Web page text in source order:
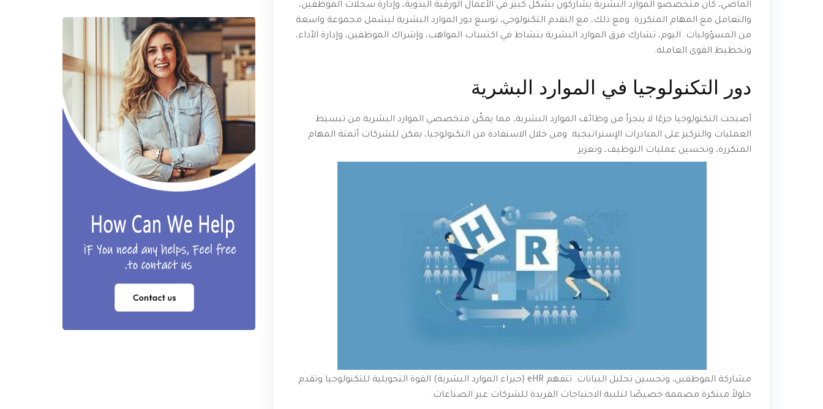
الماضي، كان متخصصو الموارد البشرية يشاركون بشكل كبير في الأعمال الورقية اليدوية، وإدارة سجلات الموظفين،
والتعامل مع المهام المتكررة. ومع ذلك، مع التقدم التكنولوجي، توسع دور الموارد البشرية ليشمل مجموعة واسعة
من المسؤوليات. اليوم، تشارك فرق الموارد البشرية بنشاط في اكتساب المواهب، وإشراك الموظفين، وإدارة الأداء،
وتخطيط القوى العاملة.
دور التكنولوجيا في الموارد البشرية
أصبحت التكنولوجيا جزءًا لا يتجزأ من وظائف الموارد البشرية، مما يمكّن متخصصي الموارد البشرية من تبسيط
العمليات والتركيز على المبادرات الإستراتيجية. ومن خلال الاستفادة من التكنولوجيا، يمكن للشركات أتمتة المهام
المتكررة، وتحسين عمليات التوظيف، وتعزيز
مشاركة الموظفين، وتحسين تحليل البيانات. تتفهم eHR (خبراء الموارد البشرية) القوة التحويلية للتكنولوجيا وتقدم
حلولاً مبتكرة مصممة خصيصًا لتلبية الاحتياجات الفريدة للشركات عبر الصناعات.